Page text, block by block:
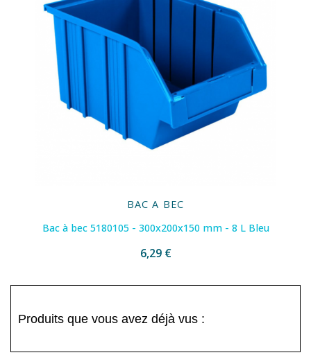
BAC A BEC
Bac à bec 5180105 - 300x200x150 mm - 8 L Bleu
6,29 €
Produits que vous avez déjà vus :